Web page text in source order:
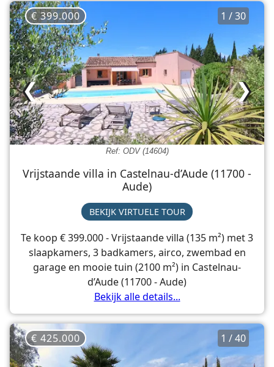
Ref: ODV (14604)
1 / 30
❯
❮
€ 399.000
Vrijstaande villa in Castelnau-d’Aude (11700 -
Aude)
BEKIJK VIRTUELE TOUR
Te koop € 399.000 - Vrijstaande villa (135 m²) met 3
slaapkamers, 3 badkamers, airco, zwembad en
garage en mooie tuin (2100 m²) in Castelnau-
d’Aude (11700 - Aude)
Bekijk alle details...
1 / 40
€ 425.000